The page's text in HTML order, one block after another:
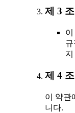
제 3
제 4
이 약관
니다.